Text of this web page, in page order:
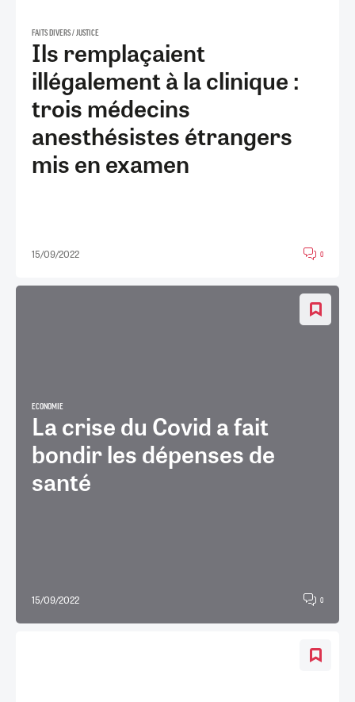
FAITS DIVERS / JUSTICE
Ils remplaçaient
illégalement à la clinique :
trois médecins
anesthésistes étrangers
mis en examen
15/09/2022 0
ECONOMIE
La crise du Covid a fait
bondir les dépenses de
santé
15/09/2022 0